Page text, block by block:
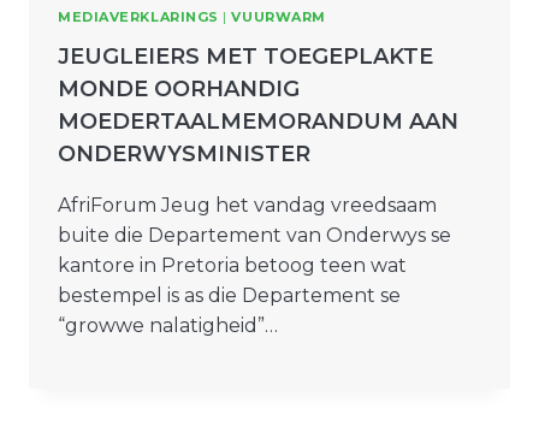
MEDIAVERKLARINGS |VUURWARM
JEUGLEIERS MET TOEGEPLAKTE
MONDE OORHANDIG
MOEDERTAALMEMORANDUM AAN
ONDERWYSMINISTER
AfriForum Jeug het vandag vreedsaam
buite die Departement van Onderwys se
kantore in Pretoria betoog teen wat
bestempel is as die Departement se
“growwe nalatigheid”…